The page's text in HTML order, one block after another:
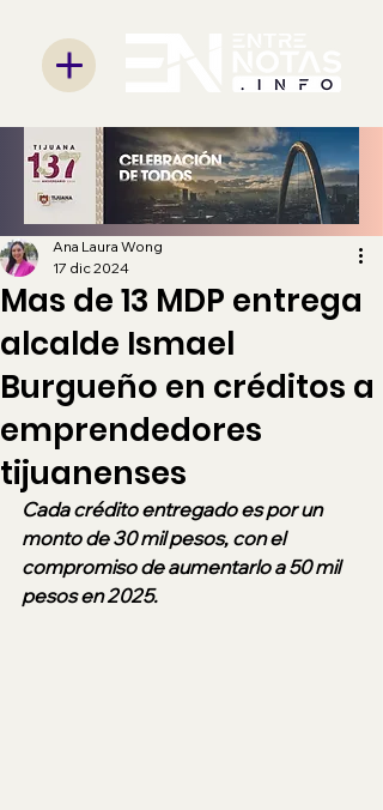
Mas de 13 MDP entrega
alcalde Ismael
Burgueño en créditos a
emprendedores
tijuanenses
Ana Laura Wong
17 dic 2024
Cada crédito entregado es por un
monto de 30 mil pesos, con el
compromiso de aumentarlo a 50 mil
pesos en 2025.